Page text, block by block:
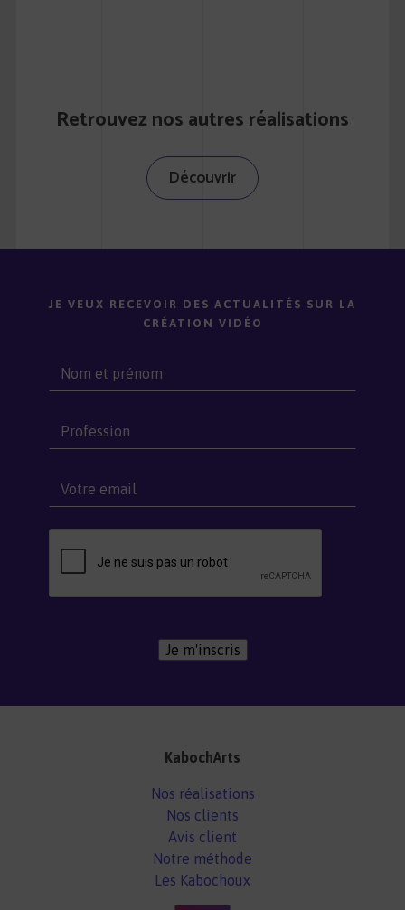
Retrouvez nos autres réalisations
Découvrir
JE VEUX RECEVOIR DES ACTUALITÉS SUR LA
CRÉATION VIDÉO
Je m'inscris
KabochArts
Nos réalisations
Nos clients
Avis client
Notre méthode
Les Kabochoux